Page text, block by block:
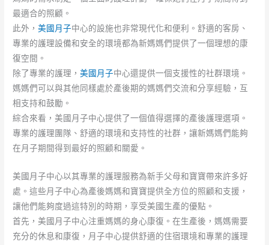
最適合的照顧。
此外，美國月子中心的設施也非常現代化和便利。舒適的客房、
專業的護理設備和安全的環境都為新媽媽們提供了一個理想的康
復空間。
除了專業的護理，美國月子中心還提供一個支援性的社群環境。
媽媽們可以與其他同樣處於產後期的媽媽們交流和分享經驗，互
相支持和鼓勵。
綜合來看，美國月子中心提供了一個值得選擇的產後護理選項。
專業的護理團隊、舒適的環境和支持性的社群，讓新媽媽們能夠
在月子期間得到最好的照顧和關愛。
美國月子中心以其專業的護理服務為新手父母和寶寶帶來許多好
處。這些月子中心為產後媽媽和寶寶提供全方位的照顧和支援，
讓他們能夠度過這特別的時期，享受美國生產的優點。
首先，美國月子中心注重媽媽的身心康復。在生產後，媽媽需要
充分的休息和康復，月子中心提供舒適的住宿環境和專業的護理